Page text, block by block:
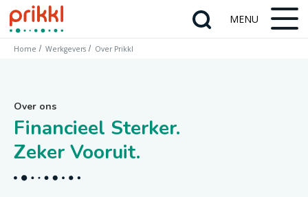
Home Werkgevers Over Prikkl
Over ons
Financieel Sterker.
Zeker Vooruit.